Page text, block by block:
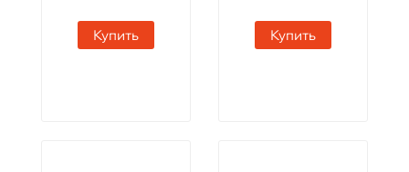
Купить Купить